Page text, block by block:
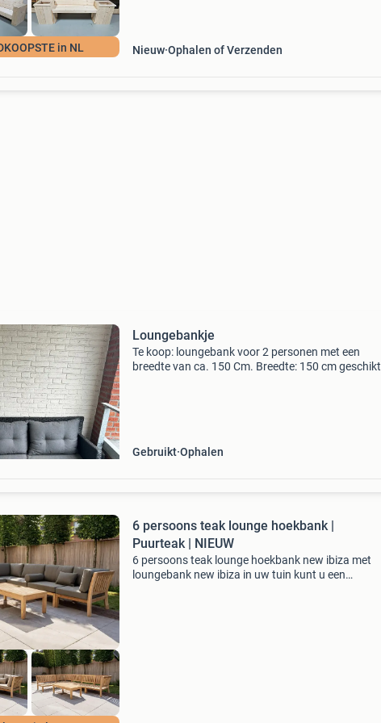
in NL Nieuw Ophalen of Verzenden
Loungebankje
Te koop: loungebank voor 2 personen met een
breedte van ca. 150 Cm. Breedte: 150 cm geschikt
Gebruikt Ophalen
6 persoons teak lounge hoekbank |
Puurteak | NIEUW
6 persoons teak lounge hoekbank new ibiza met
loungebank new ibiza in uw tuin kunt u een